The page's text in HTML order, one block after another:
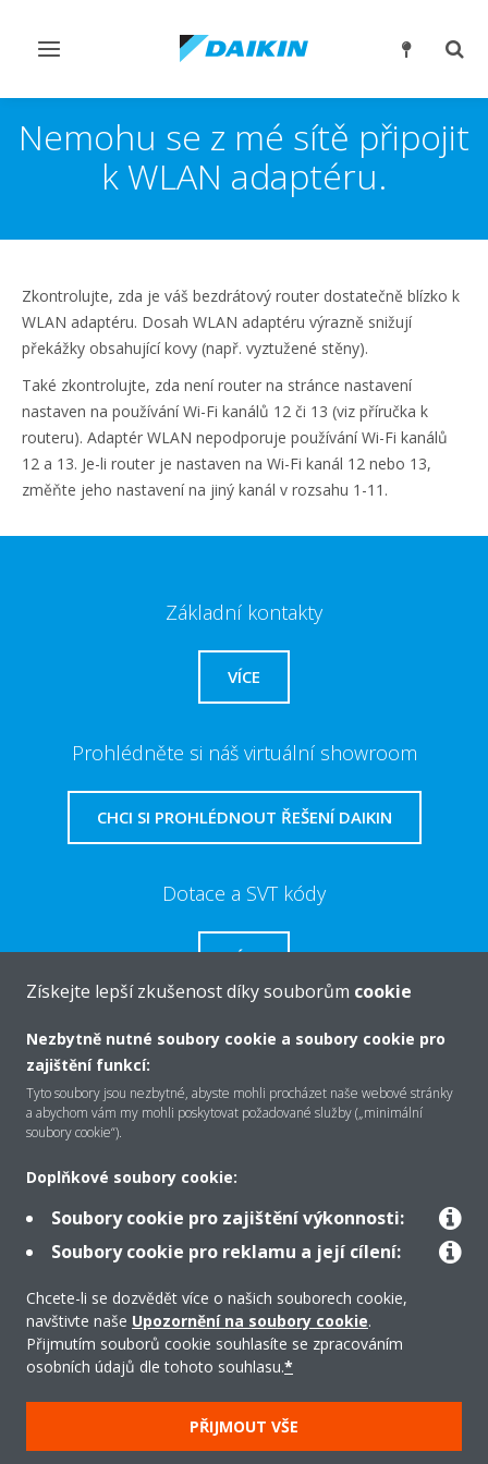
Přepnout
Nemohu se z mé sítě připojit
k WLAN adaptéru.
Zkontrolujte, zda je váš bezdrátový router dostatečně blízko k
WLAN adaptéru. Dosah WLAN adaptéru výrazně snižují
překážky obsahující kovy (např. vyztužené stěny).
Také zkontrolujte, zda není router na stránce nastavení
nastaven na používání Wi-Fi kanálů 12 či 13 (viz příručka k
routeru). Adaptér WLAN nepodporuje používání Wi-Fi kanálů
12 a 13. Je-li router je nastaven na Wi-Fi kanál 12 nebo 13,
změňte jeho nastavení na jiný kanál v rozsahu 1-11.
Základní kontakty
VÍCE
Prohlédněte si náš virtuální showroom
CHCI SI PROHLÉDNOUT ŘEŠENÍ DAIKIN
Dotace a SVT kódy
VÍCE
O společnosti Daikin
Řešení
Podpora
Produkty
Copyright © Daikin
Právní upozornění/Imprint
Oznámení o používání souborů cookie
Získejte lepší zkušenost díky souborům cookie
Nezbytně nutné soubory cookie a soubory cookie pro
zajištění funkcí:
Tyto soubory jsou nezbytné, abyste mohli procházet naše webové stránky
a abychom vám my mohli poskytovat požadované služby („minimální
soubory cookie“).
Doplňkové soubory cookie:
Soubory cookie pro zajištění výkonnosti:
Soubory cookie pro reklamu a její cílení:
Chcete-li se dozvědět více o našich souborech cookie,
navštivte naše Upozornění na soubory cookie.
Přijmutím souborů cookie souhlasíte se zpracováním
osobních údajů dle tohoto souhlasu.*
PŘIJMOUT VŠE